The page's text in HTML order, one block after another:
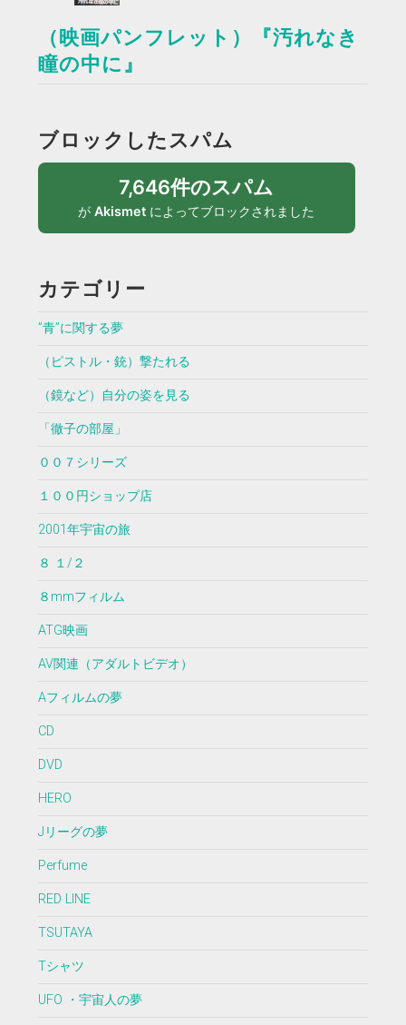
（映画パンフレット）『汚れなき
瞳の中に』
ブロックしたスパム
7,646件のスパム
がAkismet によってブロックされました
カテゴリー
”青”に関する夢
（ピストル・銃）撃たれる
（鏡など）自分の姿を見る
「徹子の部屋」
００７シリーズ
１００円ショップ店
2001年宇宙の旅
８ １/２
８mmフィルム
ATG映画
AV関連（アダルトビデオ）
Aフィルムの夢
CD
DVD
HERO
Jリーグの夢
Perfume
RED LINE
TSUTAYA
Tシャツ
UFO ・宇宙人の夢